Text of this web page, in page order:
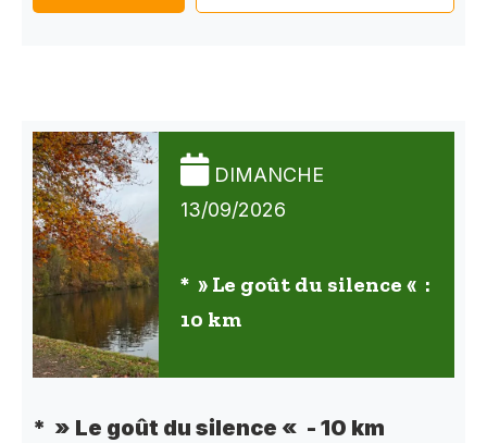
DIMANCHE
13/09/2026
* » Le goût du silence « :
10 km
* » Le goût du silence « - 10 km